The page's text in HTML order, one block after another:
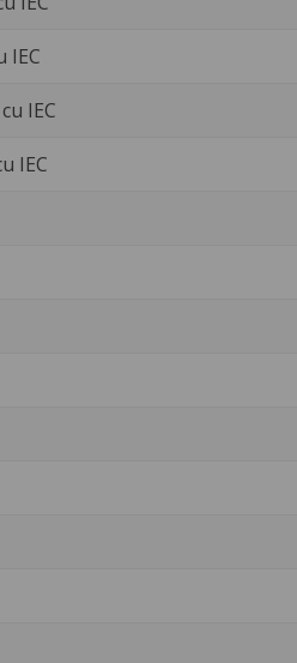
IEC
IEC
IEC